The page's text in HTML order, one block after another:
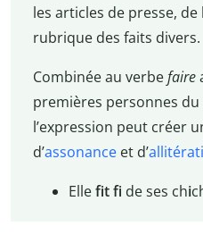
les articles de presse, de
rubrique des faits divers.
Combinée au verbefaire
premières personnes
l’expression peut créer
d’assonanceet d’
Ellefit fi de ses chi